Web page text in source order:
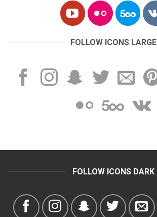
FOLLOW ICONS LARGE
FOLLOW ICONS DARK